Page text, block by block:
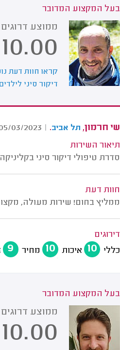
בעל המקצוע המדובר
ממוצע דרוגים
10.00
קראו חוות דעת
דיקור סיני
שי חרמון, תל אביב.
|
03/2023
תיאור השירות
סדרת טיפולי דיקור סיני
חוות דעת
ממליץ בחום! שירות מעולה,
דירוגים
כללי
10 איכות 10 מחיר 9
בעל המקצוע המדובר
ממוצע דרוגים
10.00